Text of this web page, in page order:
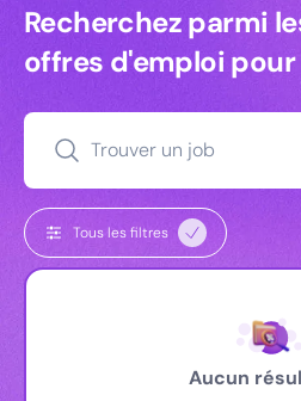
Recherchez parmi
Recherchez parmi
offres d'emploi pour
Trouver un job
Tous les filtres
Aucun